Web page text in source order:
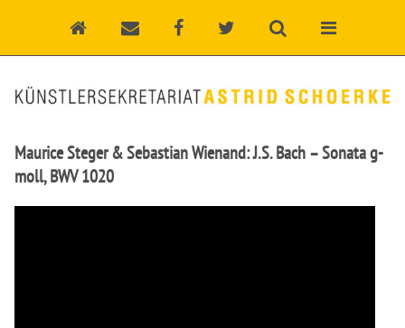
Maurice Steger & Sebastian Wienand: J.S. Bach – Sonata g-
moll, BWV 1020